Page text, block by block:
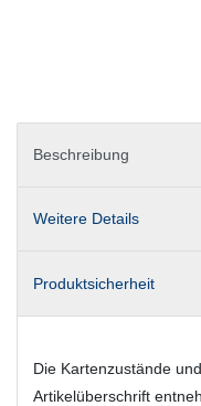
Beschreibung
Weitere Details
Produktsicherheit
Die Kartenzustände
Artikelüberschrift